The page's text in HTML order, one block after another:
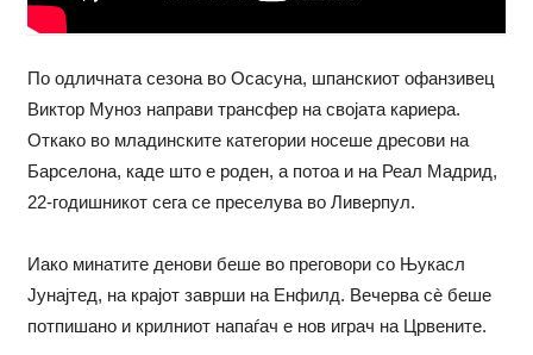
По одличната сезона во Осасуна, шпанскиот офанзивец
Виктор Муноз направи трансфер на својата кариера.
Oткако во младинските категории носеше дресови на
Барселона, каде што е роден, а потоа и на Реал Мадрид,
22-годишникот сега се преселува во Ливерпул.
Иако минатите денови беше во преговори со Њукасл
Јунајтед, на крајот заврши на Енфилд. Вечерва сè беше
потпишано и крилниот напаѓач е нов играч на Црвените.